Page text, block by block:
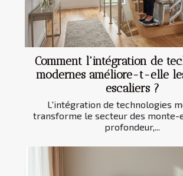
Comment l'intégration de
modernes améliore-t-elle
escaliers ?
L'intégration de technologies
transforme le secteur des monte-
profondeur,...